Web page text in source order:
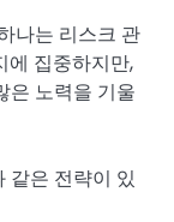
나는 리스크 관
에 집중하지만,
은 노력을 기울
같은 전략이 있